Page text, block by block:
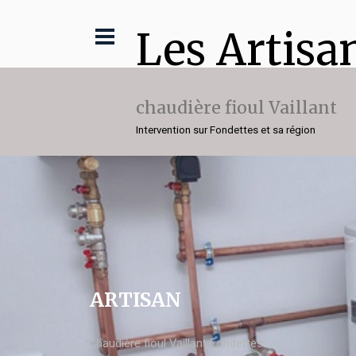
Les
chaudière fioul Vaillant
Intervention sur Fondettes et sa région
ARTISAN
chaudière fioul Vaillant Fondettes